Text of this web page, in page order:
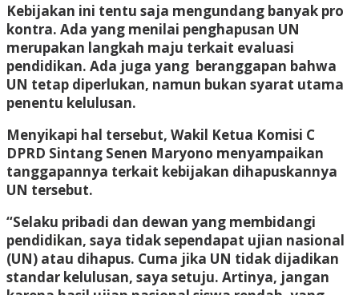
Kebijakan ini tentu saja mengundang banyak pro
kontra. Ada yang menilai penghapusan UN
merupakan langkah maju terkait evaluasi
pendidikan. Ada juga yang beranggapan bahwa
UN tetap diperlukan, namun bukan syarat utama
penentu kelulusan.
Menyikapi hal tersebut, Wakil Ketua Komisi C
DPRD Sintang Senen Maryono menyampaikan
tanggapannya terkait kebijakan dihapuskannya
UN tersebut.
“Selaku pribadi dan dewan yang membidangi
pendidikan, saya tidak sependapat ujian nasional
(UN) atau dihapus. Cuma jika UN tidak dijadikan
standar kelulusan, saya setuju. Artinya, jangan